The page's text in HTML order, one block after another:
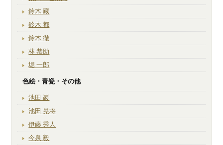
鈴木 藏
鈴木 都
鈴木 徹
林 恭助
堀 一郎
色絵・青瓷・その他
池田 巖
池田 晃将
伊藤 秀人
今泉 毅